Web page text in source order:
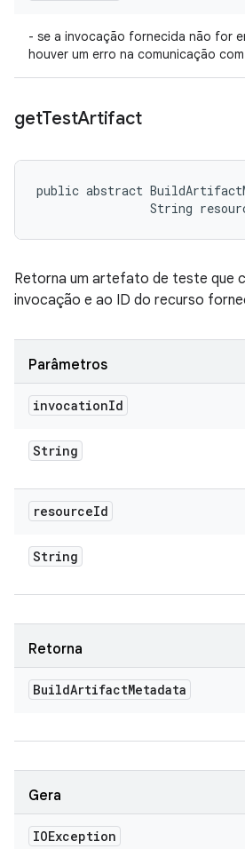
- se a invocação fornecida não for
houver um erro na comunicação
getTestArtifact
public abstract
String
Retorna um artefato de teste que
invocação e ao ID do recurso
Parâmetros
invocationId
String
resourceId
String
Retorna
BuildArtifactMetadata
Gera
IOException